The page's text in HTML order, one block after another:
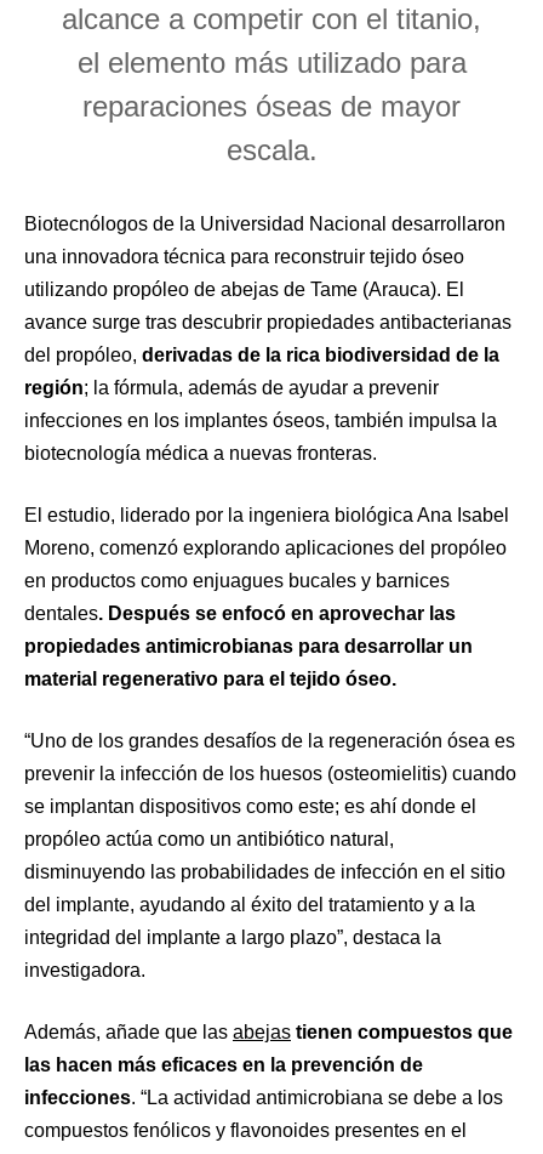
alcance a competir con el titanio,
el elemento más utilizado para
reparaciones óseas de mayor
escala.
Biotecnólogos de la Universidad Nacional desarrollaron
una innovadora técnica para reconstruir tejido óseo
utilizando propóleo de abejas de Tame (Arauca). El
avance surge tras descubrir propiedades antibacterianas
del propóleo, derivadas de la rica biodiversidad de la
región; la fórmula, además de ayudar a prevenir
infecciones en los implantes óseos, también impulsa la
biotecnología médica a nuevas fronteras.
El estudio, liderado por la ingeniera biológica Ana Isabel
Moreno, comenzó explorando aplicaciones del propóleo
en productos como enjuagues bucales y barnices
dentales. Después se enfocó en aprovechar las
propiedades antimicrobianas para desarrollar un
material regenerativo para el tejido óseo.
“Uno de los grandes desafíos de la regeneración ósea es
prevenir la infección de los huesos (osteomielitis) cuando
se implantan dispositivos como este; es ahí donde el
propóleo actúa como un antibiótico natural,
disminuyendo las probabilidades de infección en el sitio
del implante, ayudando al éxito del tratamiento y a la
integridad del implante a largo plazo”, destaca la
investigadora.
Además, añade que las abejas tienen compuestos que
las hacen más eficaces en la prevención de
infecciones. “La actividad antimicrobiana se debe a los
compuestos fenólicos y flavonoides presentes en el